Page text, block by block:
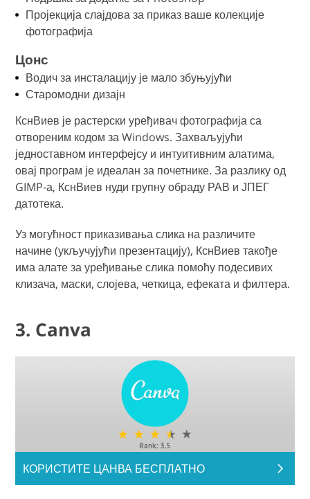
Пројекција слајдова за приказ ваше колекције
фотографија
Цонс
Водич за инсталацију је мало збуњујући
Старомодни дизајн
КснВиев је растерски уређивач фотографија са
отвореним кодом за Windows. Захваљујући
једноставном интерфејсу и интуитивним алатима,
овај програм је идеалан за почетнике. За разлику од
GIMP-а, КснВиев нуди групну обраду РАВ и ЈПЕГ
датотека.
Уз могућност приказивања слика на различите
начине (укључујући презентацију), КснВиев такође
има алате за уређивање слика помоћу подесивих
клизача, маски, слојева, четкица, ефеката и филтера.
3. Canva
КОРИСТИТЕ ЦАНВА БЕСПЛАТНО